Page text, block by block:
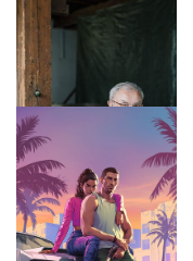
TÁMOGATÓI
Családi
vállalkozások